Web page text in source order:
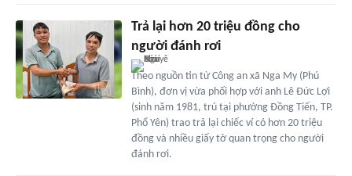
Trả lại hơn 20 triệu đồng cho
người đánh rơi
Theo nguồn tin từ Công an xã Nga My (Phú
Bình), đơn vị vừa phối hợp với anh Lê Đức Lợi
(sinh năm 1981, trú tại phường Đồng Tiến, TP.
Phổ Yên) trao trả lại chiếc ví có hơn 20 triệu
đồng và nhiều giấy tờ quan trọng cho người
đánh rơi.